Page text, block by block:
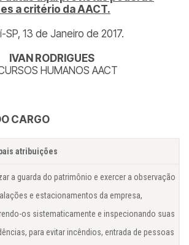
a critério da AACT.
SP, 13 de Janeiro de 2017.
IVAN RODRIGUES
HUMANOS AACT
CARGO
atribuições
a guarda do patrimônio e exercer a observação
e estacionamentos da empresa,
os sistematicamente e inspecionando suas
para evitar incêndios, entrada de pessoas